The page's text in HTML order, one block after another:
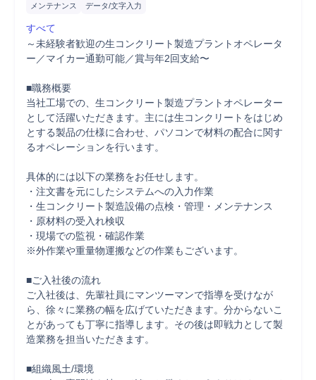
メンテナンス
データ/文字入力
すべて
～未経験者歓迎の生コンクリート製造プラントオペレータ
ー／マイカー通勤可能／賞与年2回支給〜
■職務概要
当社工場での、生コンクリート製造プラントオペレーター
として活躍いただきます。主には生コンクリートをはじめ
とする製品の仕様に合わせ、パソコンで材料の配合に関す
るオペレーションを行います。
具体的には以下の業務をお任せします。
・注文書を元にしたシステムへの入力作業
・生コンクリート製造設備の点検・管理・メンテナンス
・原材料の受入れ検収
・現場での監視・確認作業
※外作業や重量物運搬などの作業もございます。
■ご入社後の流れ
ご入社後は、先輩社員にマンツーマンで指導を受けなが
ら、徐々に業務の幅を広げていただきます。分からないこ
とがあっても丁寧に指導します。その後は即戦力として製
造業務を担当いただきます。
■組織風土/環境